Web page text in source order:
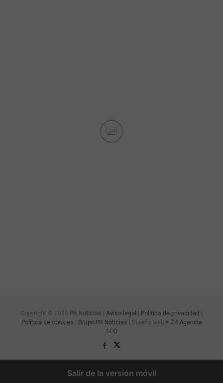
Ad
Copyright © 2026 PR Noticias Aviso legal Política de privacidad
Política de cookies
Grupo PR Noticias | Diseño web ♥ Z4 Agencia
SEO
Salir de la versión móvil